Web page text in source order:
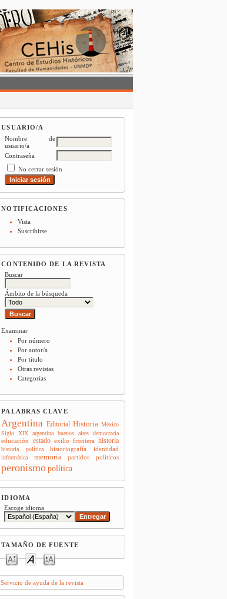
USUARIO/A
Nombre de
usuario/a
Contraseña
No cerrar sesión
NOTIFICACIONES
Vista
Suscribirse
CONTENIDO DE LA REVISTA
Buscar
Ámbito de la búsqueda
Examinar
Por número
Por autor/a
Por título
Otras revistas
Categorías
PALABRAS CLAVE
Argentina Editorial Historia México
Siglo XIX
argentina buenos aires democracia
educación estado exilio frontera historia
historia política historiografía identidad
informática memoria partidos políticos
peronismo política
IDIOMA
Escoge idioma
TAMAÑO DE FUENTE
Servicio de ayuda de la revista